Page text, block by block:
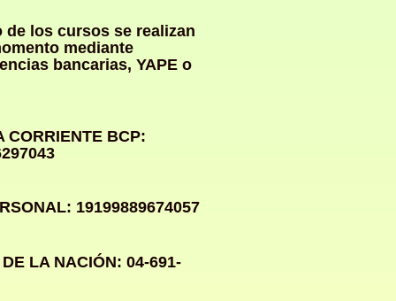
de los cursos se realizan
mediante
bancarias, YAPE o
CORRIENTE BCP:
19199889674057
LA NACIÓN: 04-691-